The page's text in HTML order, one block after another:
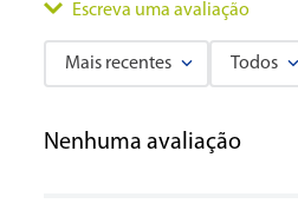
Escreva uma avaliação
Título
Mais recentes Todos
Nenhuma avaliação